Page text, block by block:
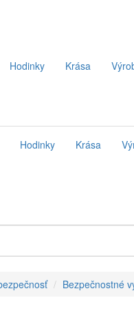
Hodinky Krása
Hodinky Krása
Bezpečnostné